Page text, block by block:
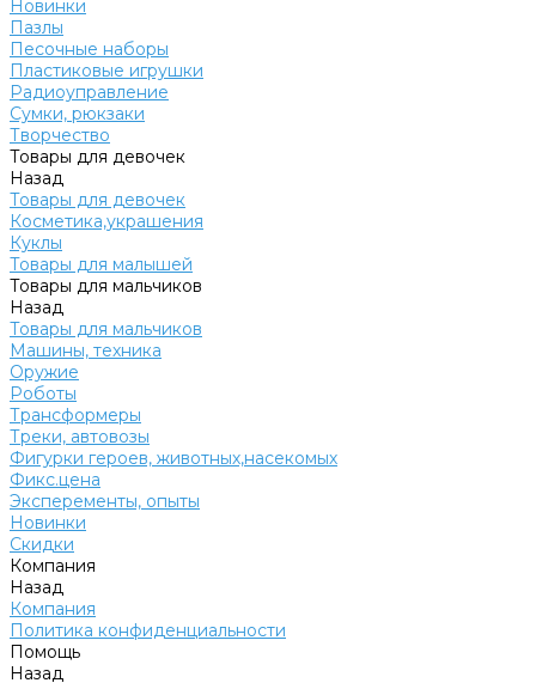
Новинки
Пазлы
Песочные наборы
Пластиковые игрушки
Радиоуправление
Сумки, рюкзаки
Творчество
Товары для девочек
Назад
Товары для девочек
Косметика,украшения
Куклы
Товары для малышей
Товары для мальчиков
Назад
Товары для мальчиков
Машины, техника
Оружие
Роботы
Трансформеры
Треки, автовозы
Фигурки героев, животных,насекомых
Фикс.цена
Эксперементы, опыты
Новинки
Скидки
Компания
Назад
Компания
Политика конфиденциальности
Помощь
Назад